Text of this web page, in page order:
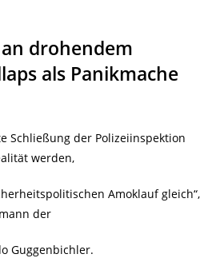
drohendem
als Panikmache
Schließung der Polizeiinspektion
werden,
Amoklauf gleich“,
der
Guggenbichler.